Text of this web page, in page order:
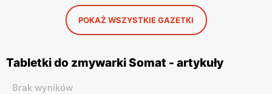
POKAŻ WSZYSTKIE GAZETKI
Tabletki do zmywarki Somat - artykuły
Brak wyników